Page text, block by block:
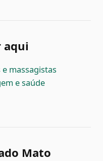
aqui
massagistas
e saúde
Mato